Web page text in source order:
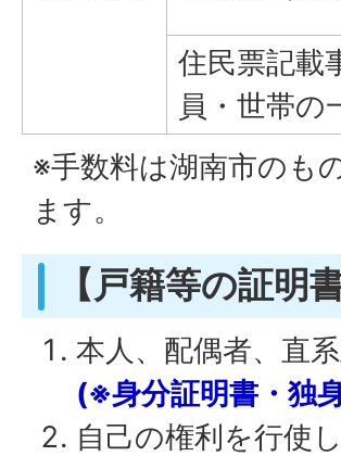
住民票記載
員・世帯の
※手数料は湖南市のも
ます。
【戸籍等の証明
本人、配偶者、直
(※身分証明書・独
自己の権利を行使